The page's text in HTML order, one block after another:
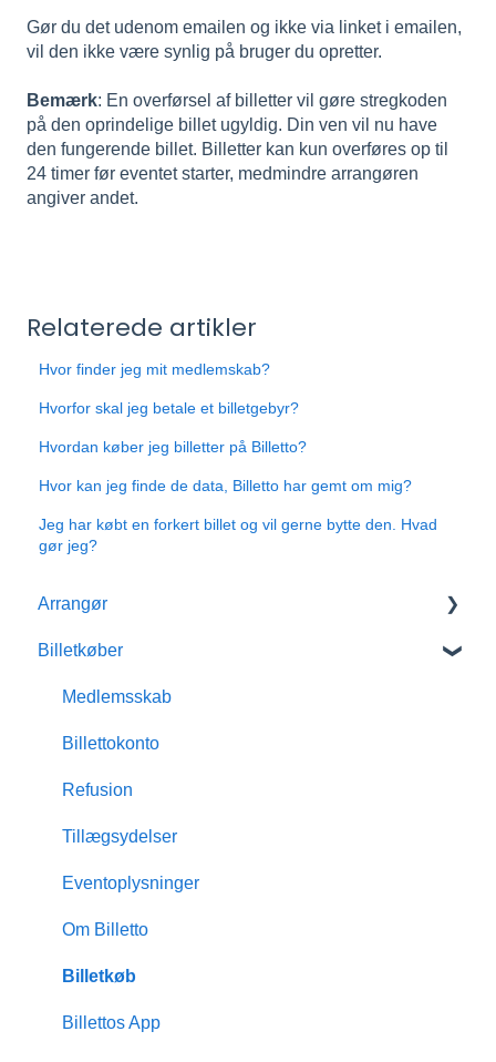
Gør du det udenom emailen og ikke via linket i emailen,
vil den ikke være synlig på bruger du opretter.
Bemærk: En overførsel af billetter vil gøre stregkoden
på den oprindelige billet ugyldig. Din ven vil nu have
den fungerende billet. Billetter kan kun overføres op til
24 timer før eventet starter, medmindre arrangøren
angiver andet.
Relaterede artikler
Hvor finder jeg mit medlemskab?
Hvorfor skal jeg betale et billetgebyr?
Hvordan køber jeg billetter på Billetto?
Hvor kan jeg finde de data, Billetto har gemt om mig?
Jeg har købt en forkert billet og vil gerne bytte den. Hvad
gør jeg?
Arrangør
Kom godt i gang med Billetto
Mit Billetto
Opret event
Design & tilpasninger
Medlemsskab
Indsigt & rapporter
Scanning & dørsalg
Økonomisk
Billetto Advertising
Billetkøber
Medlemsskab
Billettokonto
Refusion
Tillægsydelser
Eventoplysninger
Om Billetto
Billetkøb
Billettos App